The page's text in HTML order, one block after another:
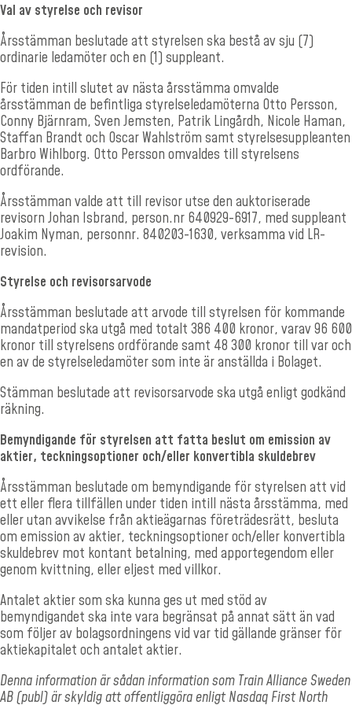
Val av styrelse och revisor
Årsstämman beslutade att styrelsen ska bestå av sju (7)
ordinarie ledamöter och en (1) suppleant.
För tiden intill slutet av nästa årsstämma omvalde
årsstämman de befintliga styrelseledamöterna Otto Persson,
Conny Bjärnram, Sven Jemsten, Patrik Lingårdh, Nicole Haman,
Staffan Brandt och Oscar Wahlström samt styrelsesuppleanten
Barbro Wihlborg. Otto Persson omvaldes till styrelsens
ordförande.
Årsstämman valde att till revisor utse den auktoriserade
revisorn Johan Isbrand, person.nr 640929-6917, med suppleant
Joakim Nyman, personnr. 840203-1630, verksamma vid LR-
revision.
Styrelse och revisorsarvode
Årsstämman beslutade att arvode till styrelsen för kommande
mandatperiod ska utgå med totalt 386 400 kronor, varav 96 600
kronor till styrelsens ordförande samt 48 300 kronor till var och
en av de styrelseledamöter som inte är anställda i Bolaget.
Stämman beslutade att revisorsarvode ska utgå enligt godkänd
räkning.
Bemyndigande för styrelsen att fatta beslut om emission av
aktier, teckningsoptioner och/eller konvertibla skuldebrev
Årsstämman beslutade om bemyndigande för styrelsen att vid
ett eller flera tillfällen under tiden intill nästa årsstämma, med
eller utan avvikelse från aktieägarnas företrädesrätt, besluta
om emission av aktier, teckningsoptioner och/eller konvertibla
skuldebrev mot kontant betalning, med apportegendom eller
genom kvittning, eller eljest med villkor.
Antalet aktier som ska kunna ges ut med stöd av
bemyndigandet ska inte vara begränsat på annat sätt än vad
som följer av bolagsordningens vid var tid gällande gränser för
aktiekapitalet och antalet aktier.
Denna information är sådan information som Train Alliance Sweden
AB (publ) är skyldig att offentliggöra enligt Nasdaq First North